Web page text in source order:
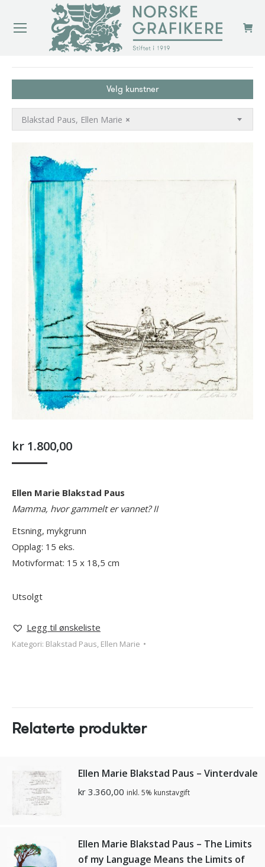
Velg kunstner
×
Blakstad Paus, Ellen Marie
kr 1.800,00
Ellen Marie Blakstad Paus
Mamma, hvor gammelt er vannet? II
Etsning, mykgrunn
Opplag: 15 eks.
Motivformat: 15 x 18,5 cm
Utsolgt
Legg til ønskeliste
Kategori: Blakstad Paus, Ellen Marie
Relaterte produkter
Ellen Marie Blakstad Paus – Vinterdvale
kr 3.360,00 inkl. 5% kunstavgift
Ellen Marie Blakstad Paus – The Limits
of my Language Means the Limits of